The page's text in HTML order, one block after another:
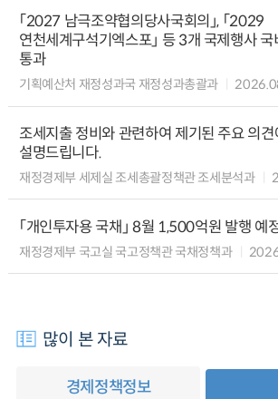
「2027 남극조약협의당사국회의」, 「2029
연천세계구석기엑스포」 등 3개 국제행사
통과
기획예산처 재정성과국 재정성과총괄과
조세지출 정비와 관련하여 제기된 주요 의견
설명드립니다.
재정경제부 세제실 조세총괄정책관 조세분석과
「개인투자용 국채」 8월 1,500억원 발행 예
재정경제부 국고실 국고정책관 국채정책과
많이 본 자료
경제정책정보